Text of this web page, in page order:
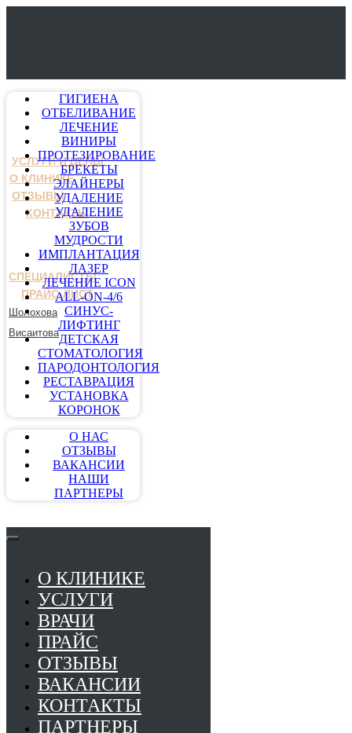
УСЛУГИ И ЦЕНЫ
О КЛИНИКЕ
ОТЗЫВЫ
КОНТАКТЫ
СПЕЦИАЛИСТЫ
ПРАЙС-ЛИСТ
Шолохова
Висаитова
ГИГИЕНА
ОТБЕЛИВАНИЕ
ЛЕЧЕНИЕ
ВИНИРЫ
ПРОТЕЗИРОВАНИЕ
БРЕКЕТЫ
ЭЛАЙНЕРЫ
УДАЛЕНИЕ
УДАЛЕНИЕ
ЗУБОВ
МУДРОСТИ
ИМПЛАНТАЦИЯ
ЛАЗЕР
ЛЕЧЕНИЕ ICON
ALL-ON-4/6
СИНУС-
ЛИФТИНГ
ДЕТСКАЯ
СТОМАТОЛОГИЯ
ПАРОДОНТОЛОГИЯ
РЕСТАВРАЦИЯ
УСТАНОВКА
КОРОНОК
О НАС
ОТЗЫВЫ
ВАКАНСИИ
НАШИ
ПАРТНЕРЫ
О КЛИНИКЕ
УСЛУГИ
ВРАЧИ
ПРАЙС
ОТЗЫВЫ
ВАКАНСИИ
КОНТАКТЫ
ПАРТНЕРЫ